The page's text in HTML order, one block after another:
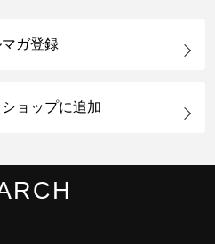
マガ登録
ョップに追加